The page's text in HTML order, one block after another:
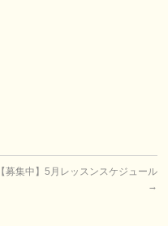
【募集中】5月レッスンスケジュール
→